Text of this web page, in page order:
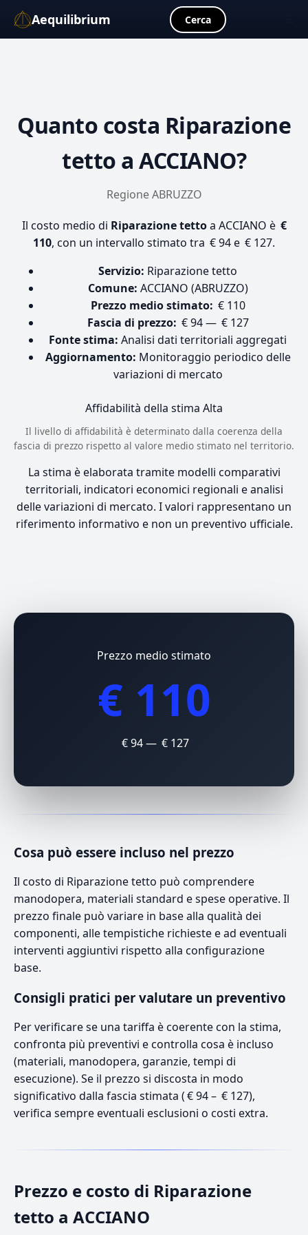
Aequilibrium Cerca
Quanto costa Riparazione
tetto a ACCIANO?
Regione ABRUZZO
Il costo medio di Riparazione tettoa ACCIANO è €
110, con un intervallo stimato tra € 94 e € 127.
Servizio: Riparazione tetto
Comune: ACCIANO (ABRUZZO)
Prezzo medio stimato: € 110
Fascia di prezzo: € 94 — € 127
Fonte stima: Analisi dati territoriali aggregati
Aggiornamento: Monitoraggio periodico delle
variazioni di mercato
Affidabilità della stima Alta
Il livello di affidabilità è determinato dalla coerenza della
fascia di prezzo rispetto al valore medio stimato nel territorio.
La stima è elaborata tramite modelli comparativi
territoriali, indicatori economici regionali e analisi
delle variazioni di mercato. I valori rappresentano un
riferimento informativo e non un preventivo ufficiale.
Prezzo medio stimato
€ 110
€ 94 — € 127
Cosa può essere incluso nel prezzo
Il costo di Riparazione tetto può comprendere
manodopera, materiali standard e spese operative. Il
prezzo finale può variare in base alla qualità dei
componenti, alle tempistiche richieste e ad eventuali
interventi aggiuntivi rispetto alla configurazione
base.
Consigli pratici per valutare un preventivo
Per verificare se una tariffa è coerente con la stima,
confronta più preventivi e controlla cosa è incluso
(materiali, manodopera, garanzie, tempi di
esecuzione). Se il prezzo si discosta in modo
significativo dalla fascia stimata ( € 94 – € 127),
verifica sempre eventuali esclusioni o costi extra.
Prezzo e costo di Riparazione
tetto a ACCIANO